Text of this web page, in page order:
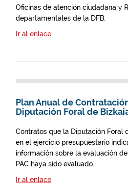
Oficinas de atención ciudadana y
departamentales de la DFB.
Ir al enlace
Plan Anual de
Diputación Foral de
Contratos que la Diputación Foral
en el ejercicio presupuestario
información sobre la evaluación
PAC haya sido evaluado.
Ir al enlace